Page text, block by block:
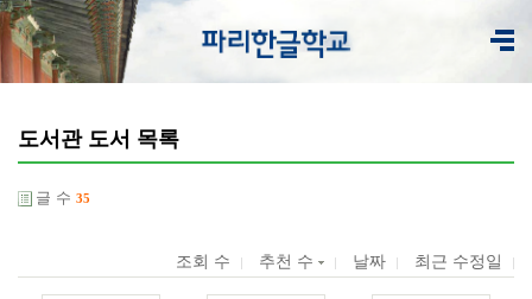
도서관 도서 목록
글 수 35
조회 수 추천 수 날짜 최근 수정일